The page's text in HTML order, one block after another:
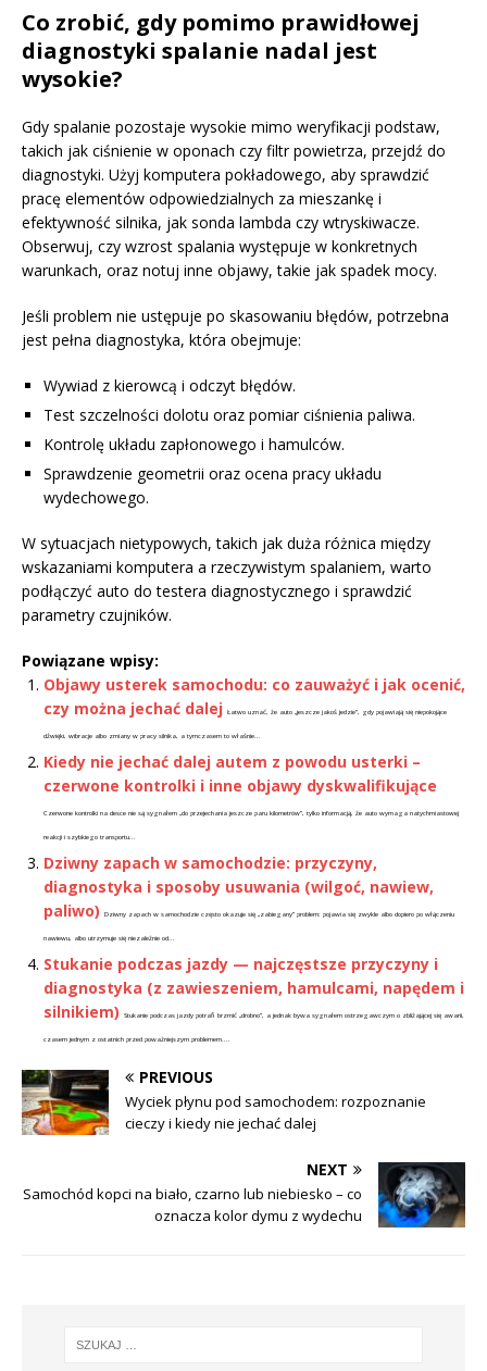
Co zrobić, gdy pomimo prawidłowej
diagnostyki spalanie nadal jest
wysokie?
Gdy spalanie pozostaje wysokie mimo weryfikacji podstaw,
takich jak ciśnienie w oponach czy filtr powietrza, przejdź do
diagnostyki. Użyj komputera pokładowego, aby sprawdzić
pracę elementów odpowiedzialnych za mieszankę i
efektywność silnika, jak sonda lambda czy wtryskiwacze.
Obserwuj, czy wzrost spalania występuje w konkretnych
warunkach, oraz notuj inne objawy, takie jak spadek mocy.
Jeśli problem nie ustępuje po skasowaniu błędów, potrzebna
jest pełna diagnostyka, która obejmuje:
Wywiad z kierowcą i odczyt błędów.
Test szczelności dolotu oraz pomiar ciśnienia paliwa.
Kontrolę układu zapłonowego i hamulców.
Sprawdzenie geometrii oraz ocena pracy układu
wydechowego.
W sytuacjach nietypowych, takich jak duża różnica między
wskazaniami komputera a rzeczywistym spalaniem, warto
podłączyć auto do testera diagnostycznego i sprawdzić
parametry czujników.
Powiązane wpisy:
Objawy usterek samochodu: co zauważyć i jak ocenić,
czy można jechać dalej
Łatwo uznać, że auto „jeszcze jakoś jedzie”, gdy pojawiają się niepokojące
dźwięki, wibracje albo zmiany w pracy silnika, a tymczasem to właśnie...
Kiedy nie jechać dalej autem z powodu usterki –
czerwone kontrolki i inne objawy dyskwalifikujące
Czerwone kontrolki na desce nie są sygnałem „do przejechania jeszcze paru kilometrów”, tylko informacją, że auto wymaga natychmiastowej
reakcji i szybkiego transportu...
Dziwny zapach w samochodzie: przyczyny,
diagnostyka i sposoby usuwania (wilgoć, nawiew,
paliwo)
Dziwny zapach w samochodzie często okazuje się „zabiegany” problem: pojawia się zwykle albo dopiero po włączeniu
nawiewu, albo utrzymuje się niezależnie od...
Stukanie podczas jazdy — najczęstsze przyczyny i
diagnostyka (z zawieszeniem, hamulcami, napędem i
silnikiem)
Stukanie podczas jazdy potrafi brzmić „drobno”, a jednak bywa sygnałem ostrzegawczym o zbliżającej się awarii,
czasem jednym z ostatnich przed poważniejszym problemem....
PREVIOUS
Wyciek płynu pod samochodem: rozpoznanie
cieczy i kiedy nie jechać dalej
NEXT
Samochód kopci na biało, czarno lub niebiesko – co
oznacza kolor dymu z wydechu